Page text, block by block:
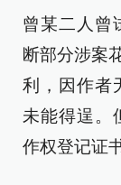
曾某二人曾
断部分涉案
利，因作者
未能得逞。
作权登记证